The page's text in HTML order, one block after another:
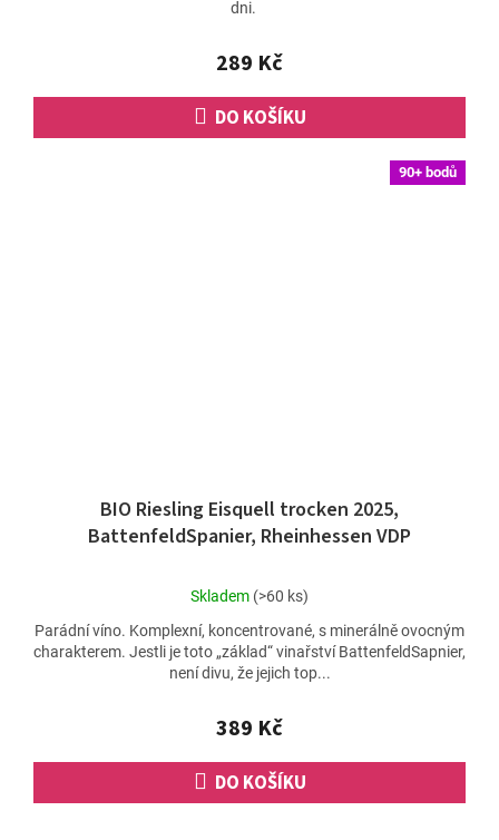
2,5
5
hvězdiček.
289 Kč
DO KOŠÍKU
90+ bodů
BIO Riesling Eisquell trocken 2025,
BattenfeldSpanier, Rheinhessen VDP
Průměrné
produktu
je
4,8
5
hvězdiček.
Skladem (>60 ks)
389 Kč
DO KOŠÍKU
Parádní víno. Komplexní, koncentrované, s minerálně ovocným
charakterem. Jestli je toto „základ“ vinařství BattenfeldSapnier,
není divu, že jejich top...